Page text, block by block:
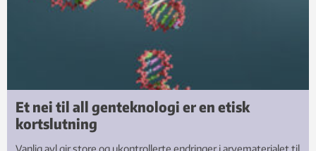
Et nei til all genteknologi er en etisk
kortslutning